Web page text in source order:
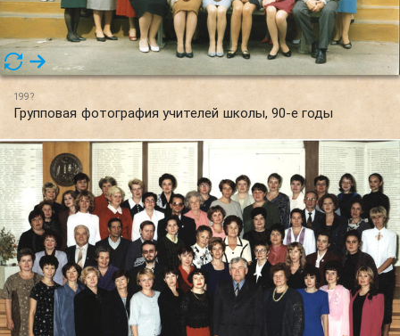
199?
Групповая фотография учителей школы, 90-е годы